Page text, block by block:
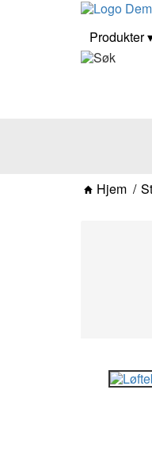
Produkter
Hjem